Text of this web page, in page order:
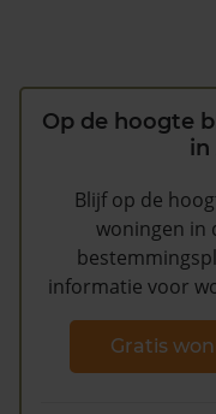
Op de hoogte
in
Blijf op de
woningen in
informatie voor
Gratis